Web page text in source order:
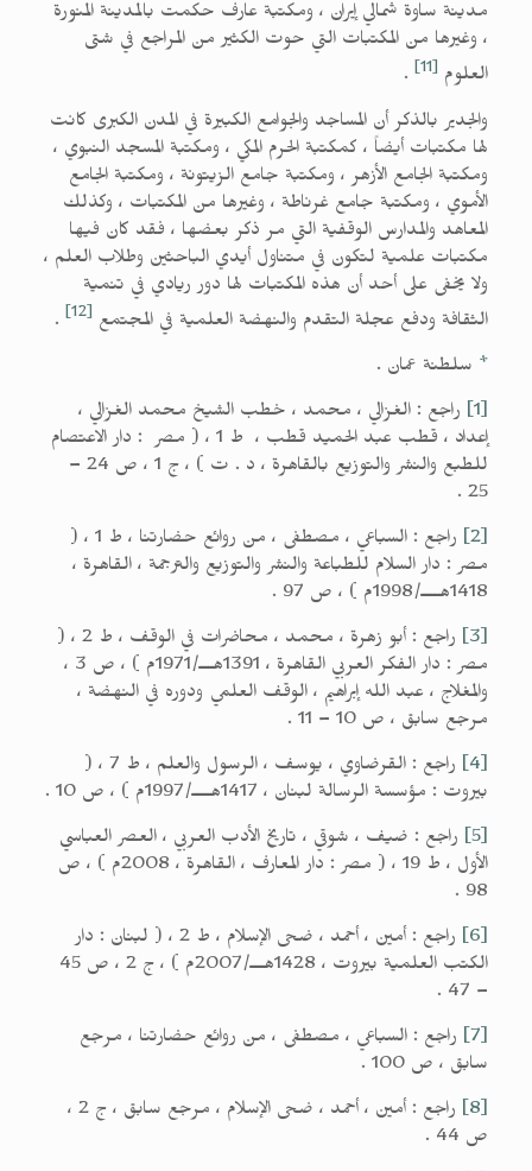
مدينة ساوة شمالي إيران ، ومكتبة عارف حكمت بالمدينة المنورة
، وغيرها من المكتبات التي حوت الكثير من المراجع في شتى
العلوم [11]
.
والجدير بالذكر أن المساجد والجوامع الكبيرة في المدن الكبرى كانت
لها مكتبات أيضاً ، كمكتبة الحرم المكي ، ومكتبة المسجد النبوي ،
ومكتبة الجامع الأزهر ، ومكتبة جامع الزيتونة ، ومكتبة الجامع
الأموي ، ومكتبة جامع غرناطة ، وغيرها من المكتبات ، وكذلك
المعاهد والمدارس الوقفية التي مر ذكر بعضها ، فقد كان فيها
مكتبات علمية لتكون في متناول أيدي الباحثين وطلاب العلم ،
ولا يخفى على أحد أن هذه المكتبات لها دور ريادي في تنمية
الثقافة ودفع عجلة التقدم والنهضة العلمية في المجتمع [12]
.
* سلطنة عمان .
[1]
راجع : الغزالي ، محمد ، خطب الشيخ محمد الغزالي ،
إعداد ، قطب عبد الحميد قطب ، ط 1 ، ( مصر : دار الاعتصام
للطبع والنشر والتوزيع بالقاهرة ، د . ت ) ، ج 1 ، ص 24 –
25 .
[2]
راجع : السباعي ، مصطفى ، من روائع حضارتنا ، ط 1 ، (
مصر : دار السلام للطباعة والنشر والتوزيع والترجمة ، القاهرة ،
1418هــــ/1998م ) ، ص 97 .
[3]
راجع : أبو زهرة ، محمد ، محاضرات في الوقف ، ط 2 ، (
مصر : دار الفكر العربي القاهرة ، 1391هـــ/1971م ) ، ص 3 ،
والمغلاج ، عبد الله إبراهيم ، الوقف العلمي ودوره في النهضة ،
مرجع سابق ، ص 10 – 11 .
[4]
راجع : القرضاوي ، يوسف ، الرسول والعلم ، ط 7 ، (
بيروت : مؤسسة الرسالة لبنان ، 1417هــــ/1997م ) ، ص 10 .
[5]
راجع : ضيف ، شوقي ، تاريخ الأدب العربي ، العصر العباسي
الأول ، ط 19 ، ( مصر : دار المعارف ، القاهرة ، 2008م ) ، ص
98 .
[6]
راجع : أمين ، أحمد ، ضحى الإسلام ، ط 2 ، ( لبنان : دار
الكتب العلمية بيروت ، 1428هـــ/2007م ) ، ج 2 ، ص 45
– 47 .
[7]
راجع : السباعي ، مصطفى ، من روائع حضارتنا ، مرجع
سابق ، ص 100 .
[8]
راجع : أمين ، أحمد ، ضحى الإسلام ، مرجع سابق ، ج 2 ،
ص 44 .